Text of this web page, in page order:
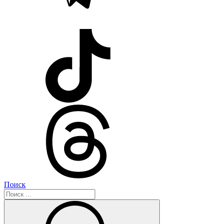
Поиск